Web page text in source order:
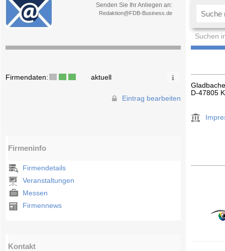
Senden Sie Ihr Anliegen an:
Redaktion@FDB-Business.de
Suchen
Firmendaten: aktuell
Eintrag bearbeiten
Firmeninfo
Firmendetails
Veranstaltungen
Messen
Firmennews
Kontakt
D-47805